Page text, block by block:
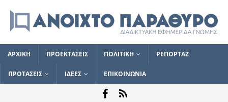
ΑΡΧΙΚΗ ΠΡΟΕΚΤΑΣΕΙΣ ΠΟΛΙΤΙΚΗ ΡΕΠΟΡΤΑΖ
ΠΡΟΤΑΣΕΙΣ ΙΔΕΕΣ ΕΠΙΚΟΙΝΩΝΙΑ